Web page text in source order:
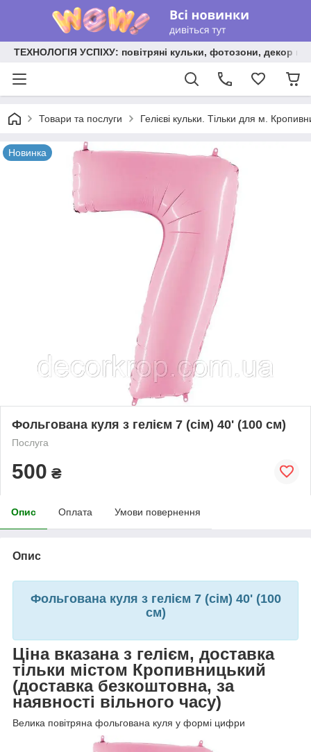
ТЕХНОЛОГІЯ УСПІХУ: повітряні кульки, фотозони, декор на
Товари та послуги Гелієві кульки. Тільки для м.
Новинка
Фольгована куля з гелієм 7 (сім) 40' (100 см)
Послуга
500 ₴
Опис Оплата Умови повернення
Опис
Фольгована куля з гелієм 7 (сім) 40' (100
см)
Ціна вказана з гелієм, доставка
тільки містом Кропивницький
(доставка безкоштовна, за
наявності вільного часу)
Велика повітряна фольгована куля у формі цифри